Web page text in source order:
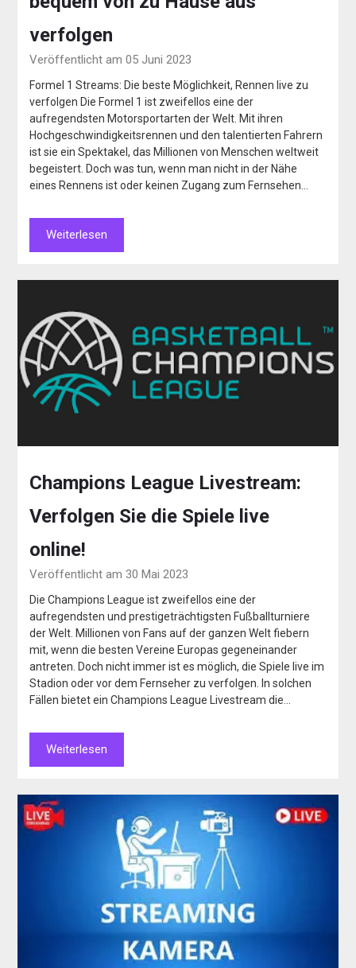
verfolgen
Veröffentlicht am 05 Juni 2023
Formel 1 Streams: Die beste Möglichkeit, Rennen live zu
verfolgen Die Formel 1 ist zweifellos eine der
aufregendsten Motorsportarten der Welt. Mit ihren
Hochgeschwindigkeitsrennen und den talentierten Fahrern
ist sie ein Spektakel, das Millionen von Menschen weltweit
begeistert. Doch was tun, wenn man nicht in der Nähe
eines Rennens ist oder keinen Zugang zum Fernsehen…
Weiterlesen
Champions League Livestream:
Verfolgen Sie die Spiele live
online!
Veröffentlicht am 30 Mai 2023
Die Champions League ist zweifellos eine der
aufregendsten und prestigeträchtigsten Fußballturniere
der Welt. Millionen von Fans auf der ganzen Welt fiebern
mit, wenn die besten Vereine Europas gegeneinander
antreten. Doch nicht immer ist es möglich, die Spiele live im
Stadion oder vor dem Fernseher zu verfolgen. In solchen
Fällen bietet ein Champions League Livestream die…
Weiterlesen